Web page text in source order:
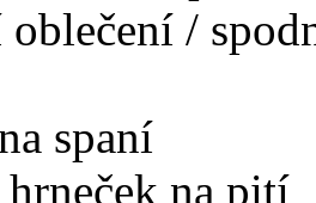
oblečení /
spaní
na pití